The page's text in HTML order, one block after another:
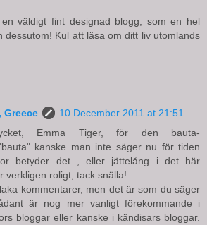
väldigt fint designad blogg, som en hel
dessutom! Kul att läsa om ditt liv utomlands
Greece
10 December 2011 at 21:51
Emma Tiger, för den bauta-
kanske man inte säger nu för tiden
betyder det , eller jättelång i det här
verkligen roligt, tack snälla!
kommentarer, men det är som du säger
är nog mer vanligt förekommande i
bloggar eller kanske i kändisars bloggar.